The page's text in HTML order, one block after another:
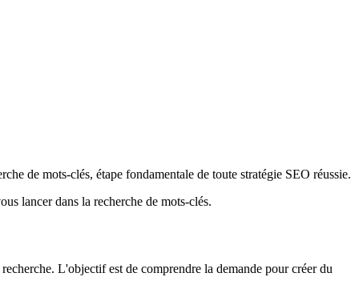
de mots-clés, étape fondamentale de toute stratégie SEO réussie.
lancer dans la recherche de mots-clés.
L'objectif est de comprendre la demande pour créer du